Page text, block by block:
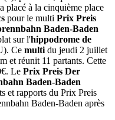
placé à la cinquième place
pour le multi Prix Preis
Baden-Baden
sur l'hippodrome de
Ce multi du jeudi 2 juillet
et réunit 11 partants. Cette
Le Prix Preis Der
Baden-Baden
et rapports du Prix Preis
Baden-Baden après